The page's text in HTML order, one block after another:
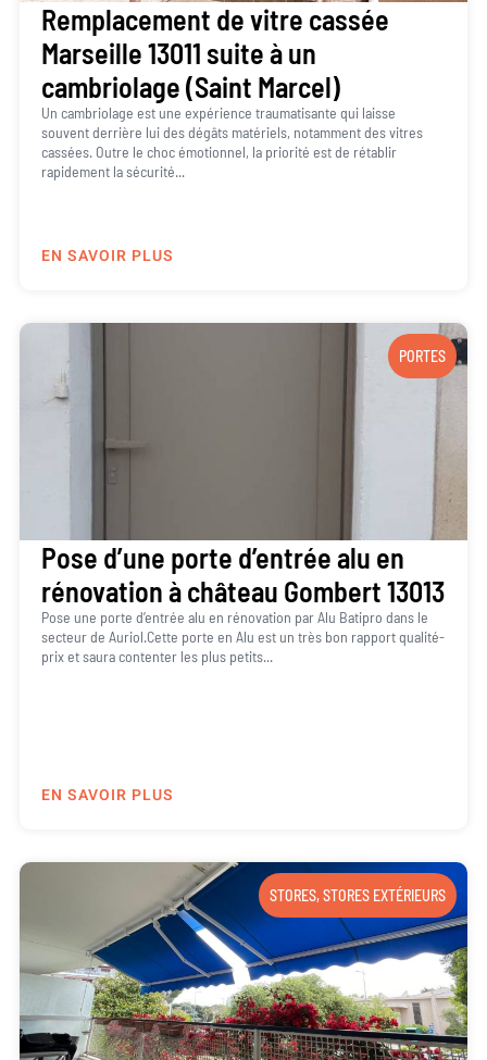
Remplacement de vitre cassée
Marseille 13011 suite à un
cambriolage (Saint Marcel)
Un cambriolage est une expérience traumatisante qui laisse
souvent derrière lui des dégâts matériels, notamment des vitres
cassées. Outre le choc émotionnel, la priorité est de rétablir
rapidement la sécurité...
EN SAVOIR PLUS
PORTES
Pose d’une porte d’entrée alu en
rénovation à château Gombert 13013
Pose une porte d’entrée alu en rénovation par Alu Batipro dans le
secteur de Auriol.Cette porte en Alu est un très bon rapport qualité-
prix et saura contenter les plus petits...
EN SAVOIR PLUS
STORES,STORES EXTÉRIEURS